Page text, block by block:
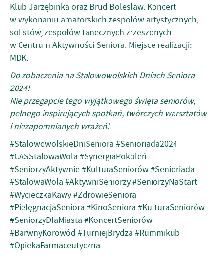
Klub Jarzębinka oraz Brud Bolesław. Koncert
w wykonaniu amatorskich zespołów artystycznych,
solistów, zespołów tanecznych zrzeszonych
w Centrum Aktywności Seniora. Miejsce realizacji:
MDK.
Do zobaczenia na Stalowowolskich Dniach Seniora
2024!
Nie przegapcie tego wyjątkowego święta seniorów,
pełnego inspirujących spotkań, twórczych warsztatów
i niezapomnianych wrażeń!
#StalowowolskieDniSeniora #Senioriada2024
#CASStalowaWola #SynergiaPokoleń
#SeniorzyAktywnie #KulturaSeniorów #Senioriada
#StalowaWola #AktywniSeniorzy #SeniorzyNaStart
#WycieczkaKawy #ZdrowieSeniora
#PielęgnacjaSeniora #KinoSeniora #KulturaSeniorów
#SeniorzyDlaMiasta #KoncertSeniorów
#BarwnyKorowód #TurniejBrydża #Rummikub
#OpiekaFarmaceutyczna